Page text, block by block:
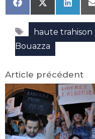
Share
on
Facebook
Share
on
X
(Twitter)
Share
on
Étiquettes
haute trahison
Bouazza
Article précédent